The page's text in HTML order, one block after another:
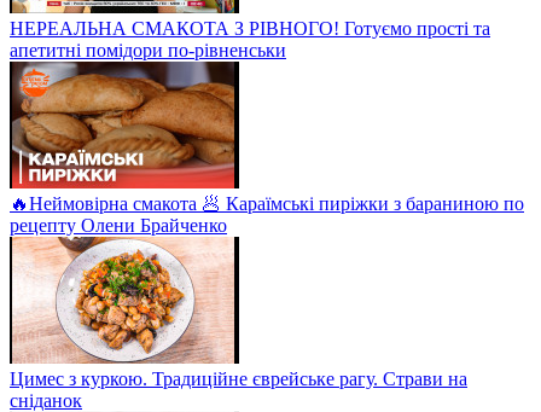
НЕРЕАЛЬНА СМАКОТА З РІВНОГО! Готуємо прості та
апетитні помідори по-рівненськи
🔥Неймовірна смакота 🥟 Караїмські пиріжки з бараниною по
рецепту Олени Брайченко
Цимес з куркою. Традиційне єврейське рагу. Страви на
сніданок